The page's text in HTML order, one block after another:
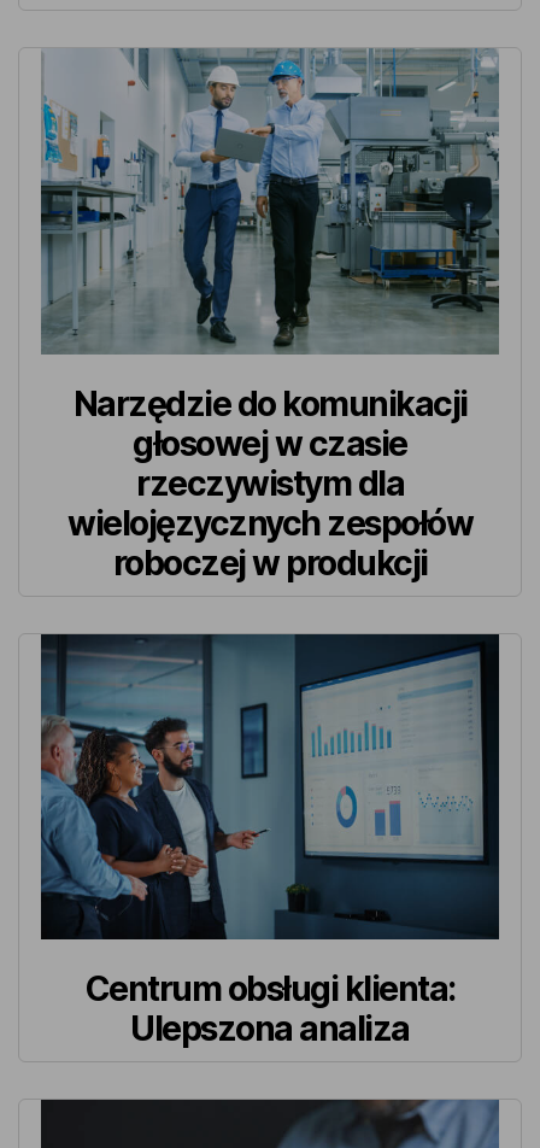
Narzędzie do komunikacji
głosowej w czasie
rzeczywistym dla
wielojęzycznych zespołów
roboczej w produkcji
Centrum obsługi klienta:
Ulepszona analiza